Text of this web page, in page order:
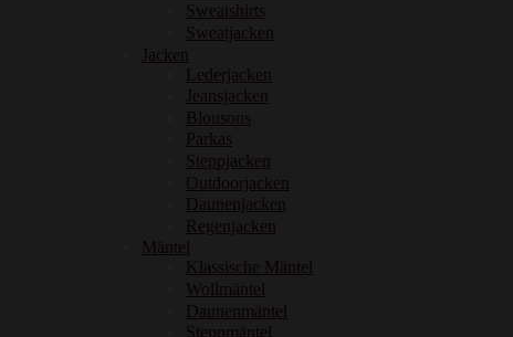
Sweatshirts
Sweatjacken
Jacken
Lederjacken
Jeansjacken
Blousons
Parkas
Steppjacken
Outdoorjacken
Daunenjacken
Regenjacken
Mäntel
Klassische Mäntel
Wollmäntel
Daunenmäntel
Steppmäntel